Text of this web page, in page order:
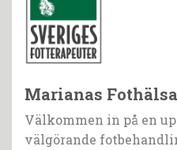
Marianas Fothälsa
Välkommen in på en
välgörande